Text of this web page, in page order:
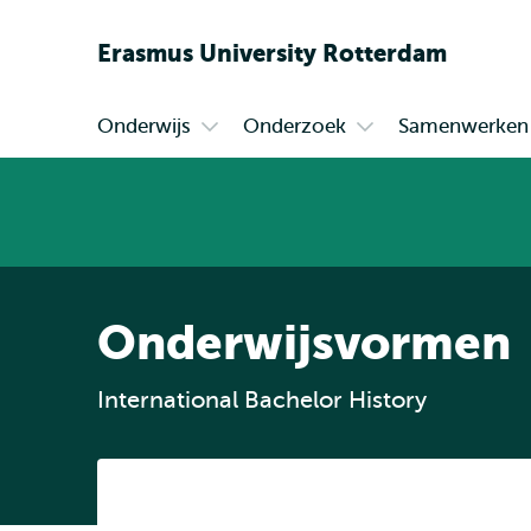
Erasmus University Rotterdam
Primair
Onderwijs Onderzoek Samenwerken
Onderwijsvormen
International Bachelor History